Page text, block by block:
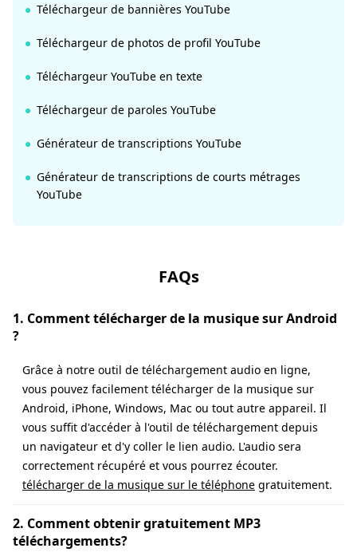
Téléchargeur de bannières YouTube
Téléchargeur de photos de profil YouTube
Téléchargeur YouTube en texte
Téléchargeur de paroles YouTube
Générateur de transcriptions YouTube
Générateur de transcriptions de courts métrages
YouTube
FAQs
1. Comment télécharger de la musique sur Android
?
Grâce à notre outil de téléchargement audio en ligne,
vous pouvez facilement télécharger de la musique sur
Android, iPhone, Windows, Mac ou tout autre appareil. Il
vous suffit d'accéder à l'outil de téléchargement depuis
un navigateur et d'y coller le lien audio. L'audio sera
correctement récupéré et vous pourrez écouter.
télécharger de la musique sur le téléphone gratuitement.
2. Comment obtenir gratuitement MP3
téléchargements?